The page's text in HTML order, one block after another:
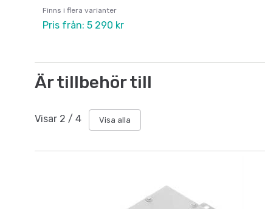
Finns i flera varianter
Pris från: 5 290 kr
Är tillbehör till
Visar 2 / 4 Visa alla